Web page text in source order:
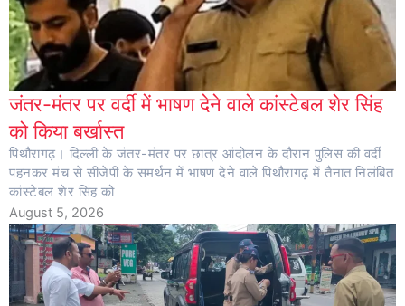
जंतर-मंतर पर वर्दी में भाषण देने वाले कांस्टेबल शेर सिंह
को किया बर्खास्त
पिथौरागढ़। दिल्ली के जंतर-मंतर पर छात्र आंदोलन के दौरान पुलिस की वर्दी
पहनकर मंच से सीजेपी के समर्थन में भाषण देने वाले पिथौरागढ़ में तैनात निलंबित
कांस्टेबल शेर सिंह को
August 5, 2026